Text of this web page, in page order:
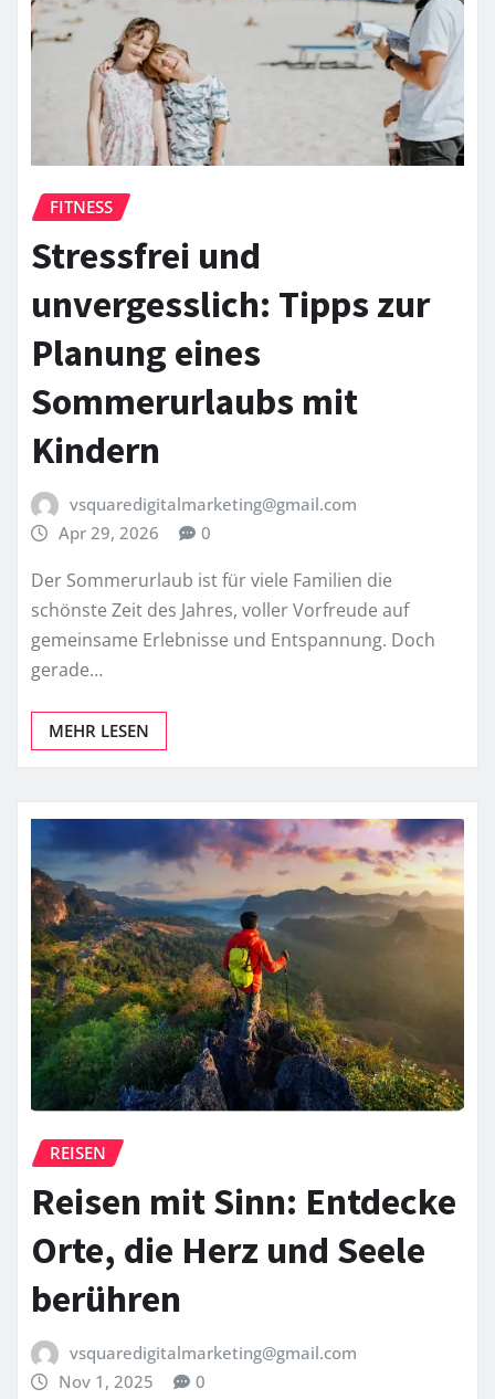
FITNESS
Stressfrei und
unvergesslich: Tipps zur
Planung eines
Sommerurlaubs mit
Kindern
vsquaredigitalmarketing@gmail.com
Apr 29, 2026
0
Der Sommerurlaub ist für viele Familien die
schönste Zeit des Jahres, voller Vorfreude auf
gemeinsame Erlebnisse und Entspannung. Doch
gerade…
MEHR LESEN
REISEN
Reisen mit Sinn: Entdecke
Orte, die Herz und Seele
berühren
vsquaredigitalmarketing@gmail.com
Nov 1, 2025
0